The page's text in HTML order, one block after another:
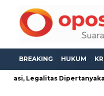
BREAKING HUKUM
Legalitas Dipertanyakan,